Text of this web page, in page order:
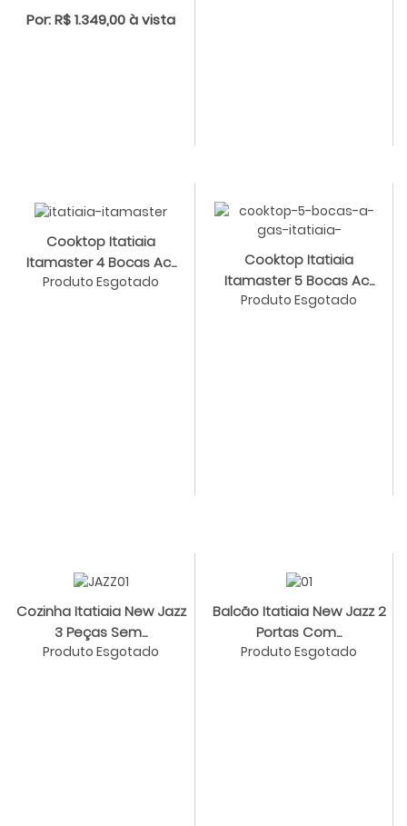
Por: R$ 1.349,00 à vista
Cooktop Itatiaia
Itamaster 4 Bocas Ac...
Produto Esgotado
Cooktop Itatiaia
Itamaster 5 Bocas Ac...
Produto Esgotado
Cozinha Itatiaia New Jazz
3 Peças Sem...
Produto Esgotado
Balcão Itatiaia New Jazz 2
Portas Com...
Produto Esgotado